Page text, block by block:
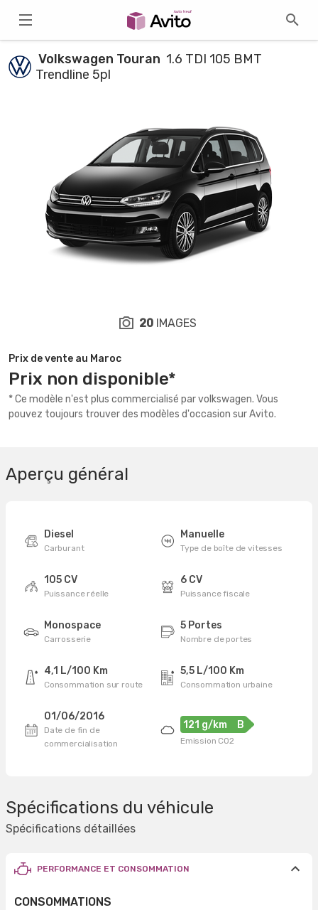
Volkswagen Touran 1.6 TDI 105 BMT
Trendline 5pl
Prix de vente au Maroc
Prix non disponible*
* Ce modèle n'est plus commercialisé par volkswagen. Vous
pouvez toujours trouver des modèles d'occasion sur Avito.
20 IMAGES
Aperçu général
Diesel
Carburant
Manuelle
Type de boîte de vitesses
105 CV
Puissance réelle
6 CV
Puissance fiscale
Monospace
Carrosserie
5 Portes
Nombre de portes
4,1 L/100 Km
Consommation sur route
5,5 L/100 Km
Consommation urbaine
01/06/2016
Date de fin de
commercialisation
121 g/km B
Emission CO2
Spécifications du véhicule
Spécifications détaillées
PERFORMANCE ET CONSOMMATION
CONSOMMATIONS